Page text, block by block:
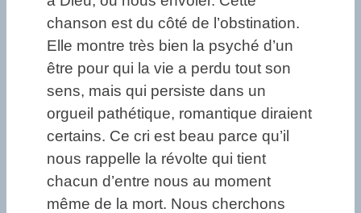
chanson est du côté de l’obstination.
Elle montre très bien la psyché d’un
être pour qui la vie a perdu tout son
sens, mais qui persiste dans un
orgueil pathétique, romantique diraient
certains. Ce cri est beau parce qu’il
nous rappelle la révolte qui tient
chacun d’entre nous au moment
même de la mort. Nous cherchons